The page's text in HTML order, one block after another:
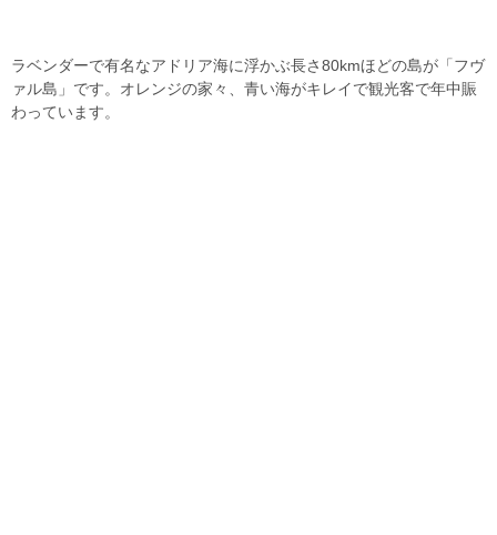
ラベンダーで有名なアドリア海に浮かぶ長さ80kmほどの島が「フヴ
ァル島」です。オレンジの家々、青い海がキレイで観光客で年中賑
わっています。